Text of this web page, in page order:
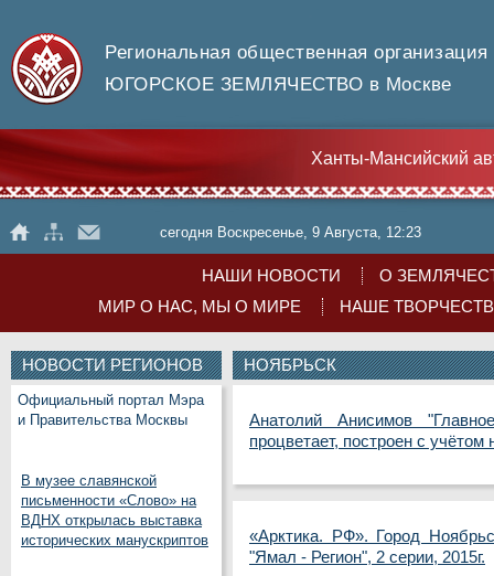
Региональная общественная организация
ЮГОРСКОЕ ЗЕМЛЯЧЕСТВО в Москве
Ханты-Мансийский
сегодня Воскресенье, 9 Августа, 12:23
НАШИ НОВОСТИ
О
МИР О НАС, МЫ О МИРЕ
НАШЕ
НОВОСТИ РЕГИОНОВ
Официальный портал Мэра
и Правительства Москвы
В музее славянской
письменности «Слово» на
ВДНХ открылась выставка
исторических манускриптов
НОЯБРЬСК
Анатолий Анисимов
процветает, построен с
«Арктика. РФ». Город
"Ямал - Регион", 2 серии, 2015г.